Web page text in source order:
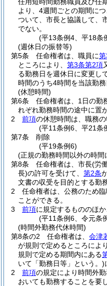
より、4週間ごとの期間につ
ついて、市長と協議して、
でない。
(平13条例4、平18条
(週休日の振替等)
第5条
任命権者は、職員に
ところにより、 第3条第2項
る勤務日を週休日に変更し
時間のうち4時間を当該勤
(休憩時間)
第6条
任命権者は、1日の勤
れぞれ勤務時間の途中に置
2
前項の休憩時間は、職務
(平11条例6、平21条
第7条
削除
(平19条例6)
(正規の勤務時間以外の時間
第8条
任命権者は、市長(労
長)の許可を受けて、 第2条
文書の収受を目的とする勤
2
任命権者は、公務のため
ことができる。
3
前項に規定するもののほか
(平11条例6、令元条
(時間外勤務代休時間)
第8条の2
任命権者は、 会津
が規則で定めるところによ
規則で定める期間内にある
いて「勤務日等」という。)
2
前項の規定により時間外
おいても勤務することを要